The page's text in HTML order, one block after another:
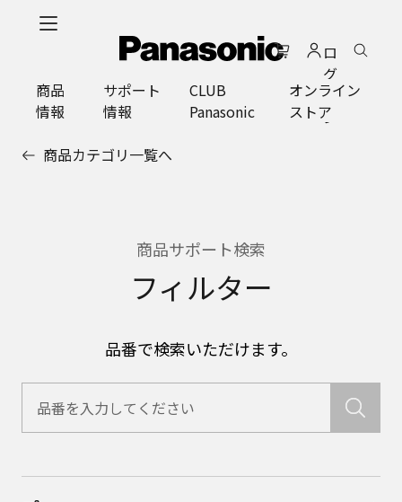
ロ
グ
イ
ン
商品
情報
サポート
情報
CLUB
Panasonic
オンライン
ストア
商品カテゴリ一覧へ
商品サポート検索
フィルター
品番で検索いただけます。